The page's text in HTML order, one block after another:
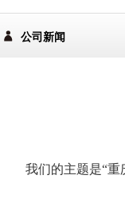
公司新闻
我们的主题是“重